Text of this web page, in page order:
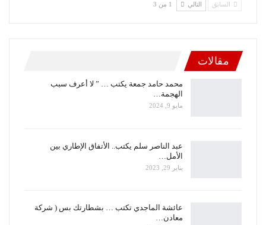
السابق التالي 1 من 3
مقالات
محمد حامد جمعة يكتب … ” لا أعرف سبب
الهجمة…
مايو 9, 2024
عبد الناصر سلم يكتب.. الأتفاق الإطاري بين
الأمل…
يناير 29, 2023
عائشة الماجدي تكتب … بشطارتك بس ( شركة
معادن…